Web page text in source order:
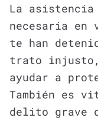
La asistencia
necesaria
te han
trato injusto,
ayudar a
También es
delito grave